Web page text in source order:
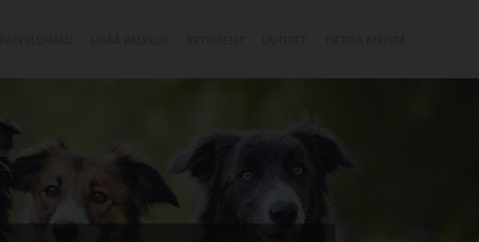
PALVELUHAKU LISÄÄ PALVELU ARTIKKELIT UUTISET TIETOA MEISTÄ